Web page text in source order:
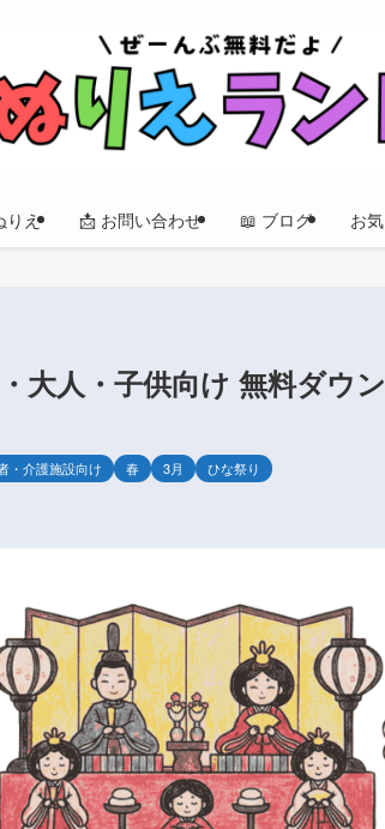
りえ 📩 お問い合わせ 📖 ブログ お
大人・子供向け 無料ダウ
・介護施設向け 春 3月
ひな祭り